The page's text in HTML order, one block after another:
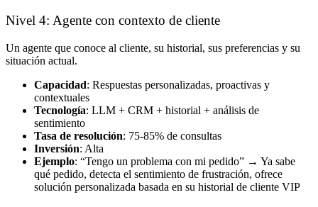
Nivel 4: Agente con contexto de cliente
Un agente que conoce al cliente, su historial, sus preferencias y su
situación actual.
Capacidad: Respuestas personalizadas, proactivas y
contextuales
Tecnología: LLM + CRM + historial + análisis de
sentimiento
Tasa de resolución: 75-85% de consultas
Inversión: Alta
Ejemplo: “Tengo un problema con mi pedido” → Ya sabe
qué pedido, detecta el sentimiento de frustración, ofrece
solución personalizada basada en su historial de cliente VIP